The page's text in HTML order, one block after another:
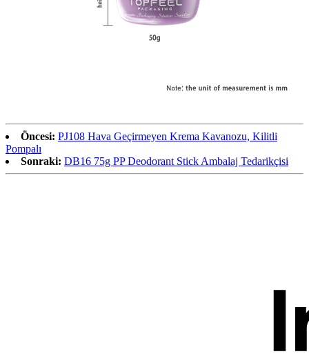
Öncesi: PJ108 Hava Geçirmeyen Krema Kavanozu, Kilitli
Pompalı
Sonraki: DB16 75g ​​PP Deodorant Stick Ambalaj Tedarikçisi